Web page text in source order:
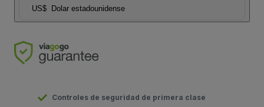
US$ Dolar estadounidense
Controles de seguridad de primera clase